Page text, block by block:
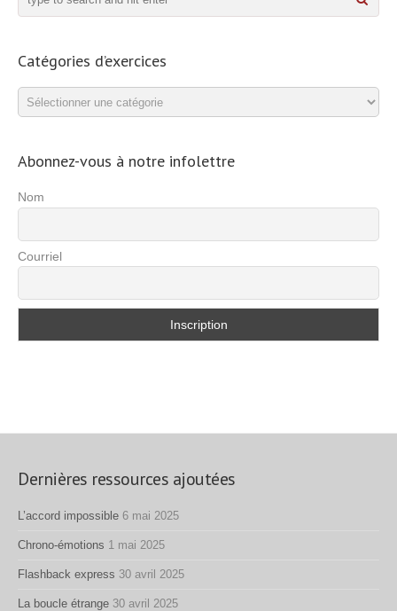
Catégories d’exercices
Catégories
d’exercices
Abonnez-vous à notre infolettre
Nom
Courriel
Dernières ressources ajoutées
L’accord impossible 6 mai 2025
Chrono-émotions 1 mai 2025
Flashback express 30 avril 2025
La boucle étrange 30 avril 2025